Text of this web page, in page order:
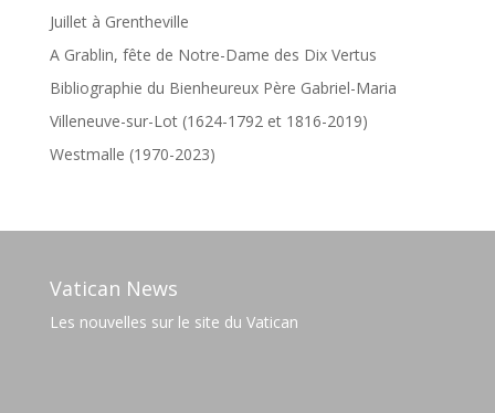
Juillet à Grentheville
A Grablin, fête de Notre-Dame des Dix Vertus
Bibliographie du Bienheureux Père Gabriel-Maria
Villeneuve-sur-Lot (1624-1792 et 1816-2019)
Westmalle (1970-2023)
Vatican News
Les nouvelles sur le site du Vatican